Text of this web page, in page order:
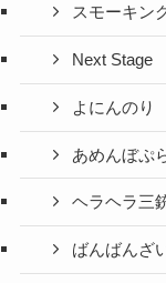
スモーキン
Next Stage
よにんのり
あめんぼぷ
ヘラヘラ三
ばんばんざ